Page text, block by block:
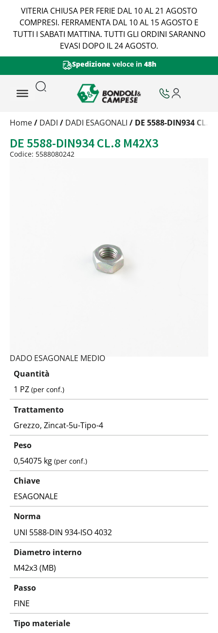
VITERIA CHIUSA PER FERIE DAL 10 AL 21 AGOSTO
COMPRESI. FERRAMENTA DAL 10 AL 15 AGOSTO E
TUTTI I SABATI MATTINA. TUTTI GLI ORDINI SARANNO
EVASI DOPO IL 24 AGOSTO.
Certificazione di Qualità Viteria
Trattamento
Peso
Quantità
Home/ DADI / DADI ESAGONALI / DE 5588-DIN934 CL.8
DE 5588-DIN934 CL.8 M42X3
Codice: 5588080242
DADO ESAGONALE MEDIO
Quantità
1 PZ(per conf.)
Trattamento
Grezzo, Zincat-5u-Tipo-4
Peso
0,54075 kg(per conf.)
Chiave
ESAGONALE
Norma
UNI 5588-DIN 934-ISO 4032
Diametro interno
M42x3 (MB)
Passo
FINE
Tipo materiale